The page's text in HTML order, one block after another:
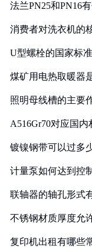
法兰PN25和PN16
消费者对洗衣机的
U型螺栓的国家标准
煤矿用电热取暖器
照明母线槽的主要
A516Gr70对应国
镀镍钢带可以过多
计量泵如何达到控
联轴器的轴孔形式
不锈钢材质厚度允
复印机出租有哪些